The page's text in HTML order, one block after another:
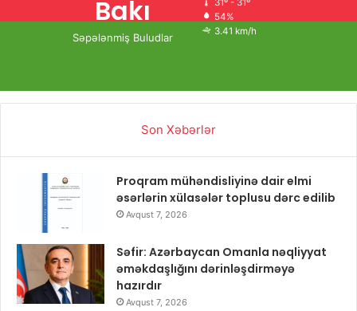
Bakı
Səpələnmiş Buludlar
31º - 31º
54%
3.41 km/h
Son Xəbərlər
Proqram mühəndisliyinə dair elmi
əsərlərin xülasələr toplusu dərc edilib
Avqust 7, 2026
Səfir: Azərbaycan Omanla nəqliyyat
əməkdaşlığını dərinləşdirməyə
hazırdır
Avqust 7, 2026